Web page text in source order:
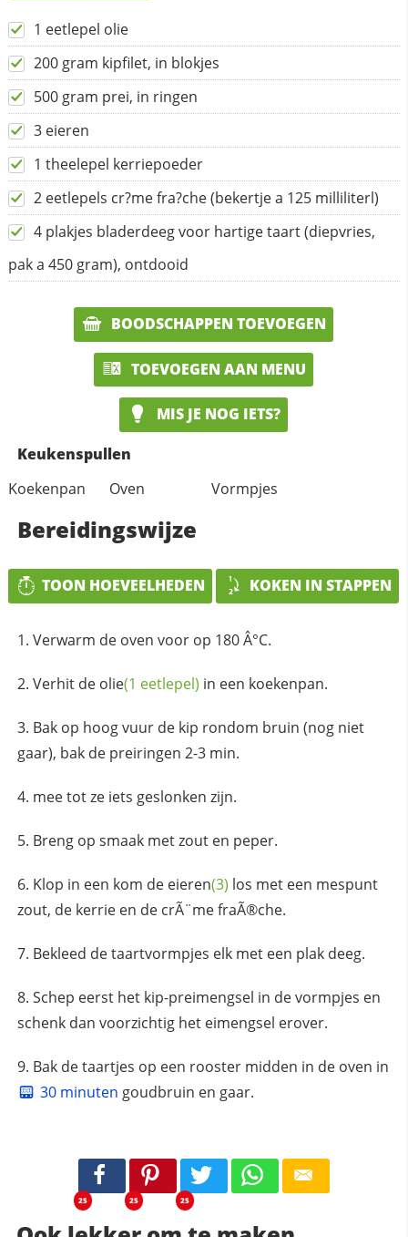
1 eetlepel olie
200 gram kipfilet, in blokjes
500 gram prei, in ringen
3 eieren
1 theelepel kerriepoeder
2 eetlepels cr?me fra?che (bekertje a 125 milliliterl)
4 plakjes bladerdeeg voor hartige taart (diepvries,
pak a 450 gram), ontdooid
BOODSCHAPPEN TOEVOEGEN
TOEVOEGEN AAN MENU
MIS JE NOG IETS?
Keukenspullen
Koekenpan
Oven Vormpjes
Bereidingswijze
TOON HOEVEELHEDEN KOKEN IN STAPPEN
Verwarm de oven voor op 180 Â°C.
Verhit de olie(1 eetlepel) in een koekenpan.
Bak op hoog vuur de kip rondom bruin (nog niet
gaar), bak de preiringen 2-3 min.
mee tot ze iets geslonken zijn.
Breng op smaak met zout en peper.
Klop in een kom de eieren(3) los met een mespunt
zout, de kerrie en de crÃ¨me fraÃ®che.
Bekleed de taartvormpjes elk met een plak deeg.
Schep eerst het kip-preimengsel in de vormpjes en
schenk dan voorzichtig het eimengsel erover.
Bak de taartjes op een rooster midden in de oven in
30 minuten goudbruin en gaar.
25 25 25